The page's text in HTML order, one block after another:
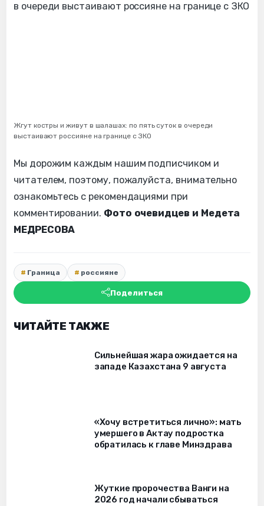
Жгут костры и живут в шалашах: по пять суток в очереди
выстаивают россияне на границе с ЗКО
Мы дорожим каждым нашим подписчиком и
читателем, поэтому, пожалуйста, внимательно
ознакомьтесь с рекомендациями при
комментировании. Фото очевидцев и Медета
МЕДРЕСОВА
Граница россияне
Поделиться
ЧИТАЙТЕ ТАКЖЕ
Сильнейшая жара ожидается на
западе Казахстана 9 августа
«Хочу встретиться лично»: мать
умершего в Актау подростка
обратилась к главе Минздрава
Жуткие пророчества Ванги на
2026 год начали сбываться